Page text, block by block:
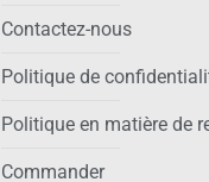
Contactez-nous
Politique de
Politique en matière de
Commander